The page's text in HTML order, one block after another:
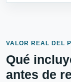
VALOR REAL DEL
Qué
antes de